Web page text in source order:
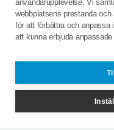
användarupplevelse. Vi
webbplatsens prestanda
för att förbättra och anpassa
att kunna erbjuda anpassade
Engagera DIG i vår
C/o:Lennart Lööw